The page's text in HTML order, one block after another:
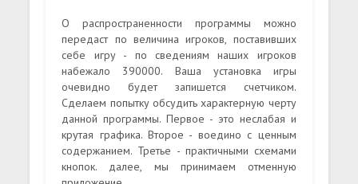
О распространенности программы можно
передаст по величина игроков, поставивших
себе игру - по сведениям наших игроков
набежало 390000. Ваша установка игры
очевидно будет запишется счетчиком.
Сделаем попытку обсудить характерную черту
данной программы. Первое - это неслабая и
крутая графика. Второе - воедино с ценным
содержанием. Третье - практичными схемами
кнопок. далее, мы принимаем отменную